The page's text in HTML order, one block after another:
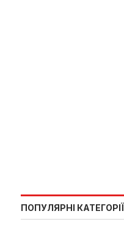
ПОПУЛЯРНІ КАТЕГОРІЇ